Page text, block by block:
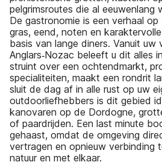
pelgrimsroutes die al eeuwenlang
De gastronomie is een verhaal
gras, eend, noten en
basis van lange diners. Vanuit uw
Anglars‑Nozac beleeft u dit alles
struint over een ochtendmarkt,
specialiteiten, maakt een rondrit
sluit de dag af in alle rust op uw
outdoorliefhebbers is dit gebied
kanovaren op de Dordogne,
of paardrijden. Een last minute
gehaast, omdat de omgeving
vertragen en opnieuw verbinding
natuur en met elkaar.